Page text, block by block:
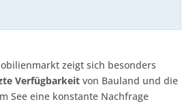
zeigt sich besonders
Verfügbarkeit von Bauland und die
See eine konstante Nachfrage